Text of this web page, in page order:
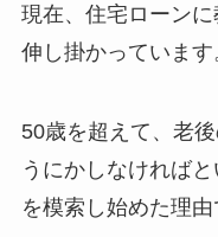
現在、住宅ローン
伸し掛かっています
50歳を超えて、老
うにかしなければ
を模索し始めた理由